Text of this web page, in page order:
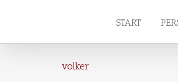
START
volker